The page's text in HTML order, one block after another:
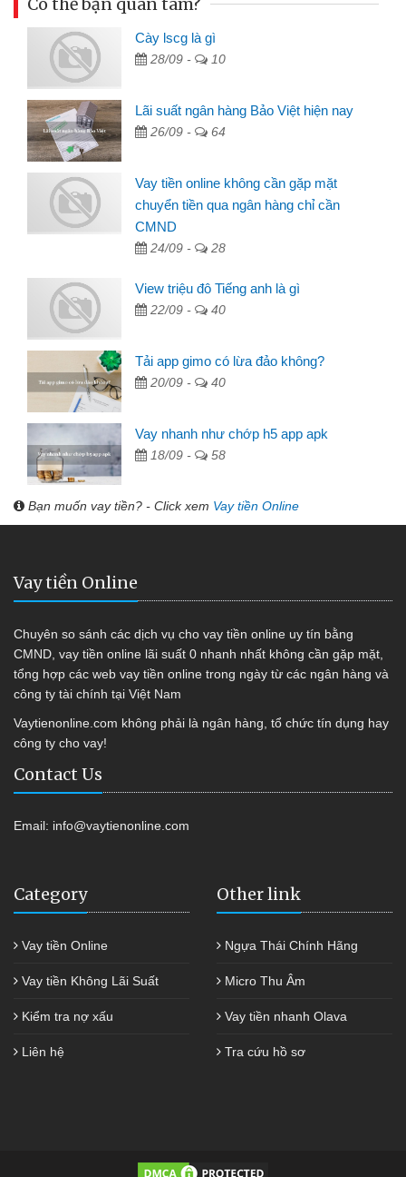
Cày lscg là gì
28/09 - 10
Lãi suất ngân hàng Bảo Việt hiện nay
26/09 - 64
Vay tiền online không cần gặp mặt
chuyển tiền qua ngân hàng chỉ cần
CMND
24/09 - 28
View triệu đô Tiếng anh là gì
22/09 - 40
Tải app gimo có lừa đảo không?
20/09 - 40
Vay nhanh như chớp h5 app apk
18/09 - 58
Bạn muốn vay tiền? - Click xem Vay tiền Online
Vay tiền Online
Chuyên so sánh các dịch vụ cho vay tiền online uy tín bằng
CMND, vay tiền online lãi suất 0 nhanh nhất không cần gặp mặt,
tổng hợp các web vay tiền online trong ngày từ các ngân hàng và
công ty tài chính tại Việt Nam
Vaytienonline.com không phải là ngân hàng, tổ chức tín dụng hay
công ty cho vay!
Contact Us
Email: info@vaytienonline.com
Category
Vay tiền Online
Vay tiền Không Lãi Suất
Kiểm tra nợ xấu
Liên hệ
Other link
Ngựa Thái Chính Hãng
Micro Thu Âm
Vay tiền nhanh Olava
Tra cứu hồ sơ